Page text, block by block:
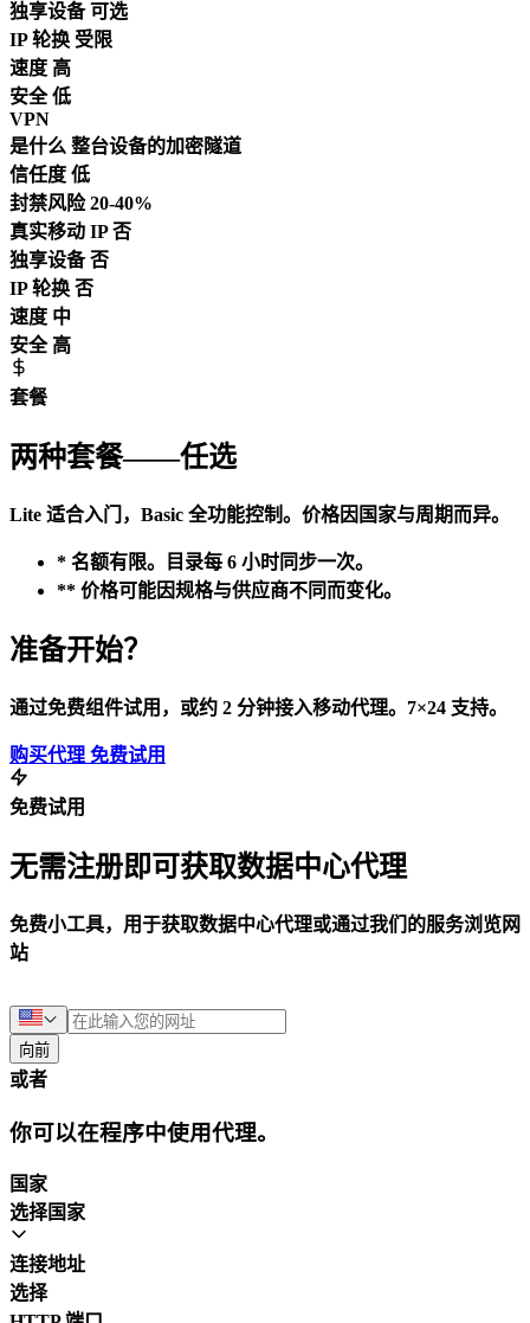
独享设备 可选
IP 轮换 受限
速度 高
安全低
VPN
是什么 整台设备的加密隧道
信任度 低
封禁风险20-40%
真实移动 IP否
独享设备否
IP 轮换 否
速度 中
安全 高
套餐
两种套餐——任选
Lite 适合入门，Basic 全功能控制。价格因国家与周期而异。
* 名额有限。目录每 6 小时同步一次。
** 价格可能因规格与供应商不同而变化。
准备开始？
通过免费组件试用，或约 2 分钟接入移动代理。7×24 支持。
购买代理 免费试用
免费试用
无需注册即可获取数据中心代理
免费小工具，用于获取数据中心代理或通过我们的服务浏览网
站
向前
或者
你可以在程序中使用代理。
国家
选择国家
连接地址
选择